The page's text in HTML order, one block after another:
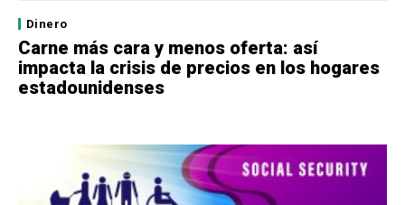
Dinero
Carne más cara y menos oferta: así
impacta la crisis de precios en los hogares
estadounidenses